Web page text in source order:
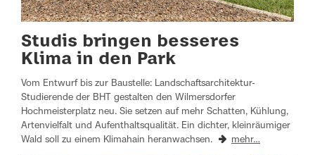
Studis bringen besseres
Klima in den Park
Vom Entwurf bis zur Baustelle: Landschaftsarchitektur-
Studierende der BHT gestalten den Wilmersdorfer
Hochmeisterplatz neu. Sie setzen auf mehr Schatten, Kühlung,
Artenvielfalt und Aufenthaltsqualität. Ein dichter, kleinräumiger
Wald soll zu einem Klimahain heranwachsen.
mehr…